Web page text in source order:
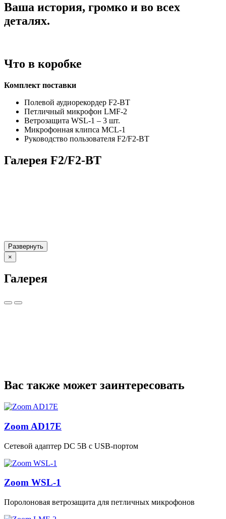
Ваша история, громко и во всех
деталях.
Что в коробке
Комплект поставки
Полевой аудиорекордер F2-BT
Петличный микрофон LMF-2
Ветрозащита WSL-1 – 3 шт.
Микрофонная клипса MCL-1
Руководство пользователя F2/F2-BT
Галерея F2/F2-BT
Развернуть
×
Галерея
Вас также может заинтересовать
Zoom AD17E
Сетевой адаптер DC 5В с USB‑портом
Zoom WSL-1
Поролоновая ветрозащита для петличных микрофонов